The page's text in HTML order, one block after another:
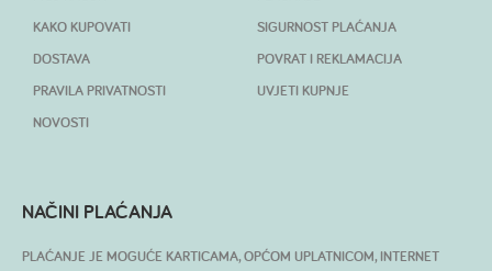
KAKO KUPOVATI
DOSTAVA
PRAVILA PRIVATNOSTI
NOVOSTI
SIGURNOST PLAĆANJA
POVRAT I REKLAMACIJA
UVJETI KUPNJE
NAČINI PLAĆANJA
PLAĆANJE JE MOGUĆE KARTICAMA, OPĆOM UPLATNICOM, INTERNET